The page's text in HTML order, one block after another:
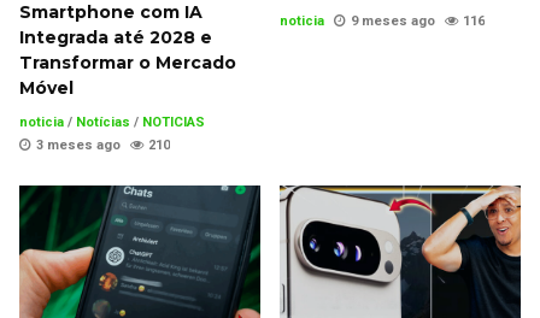
Smartphone com IA
Integrada até 2028 e
Transformar o Mercado
Móvel
noticia / Notícias / NOTICIAS
3 meses ago
210
noticia 9 meses ago 116